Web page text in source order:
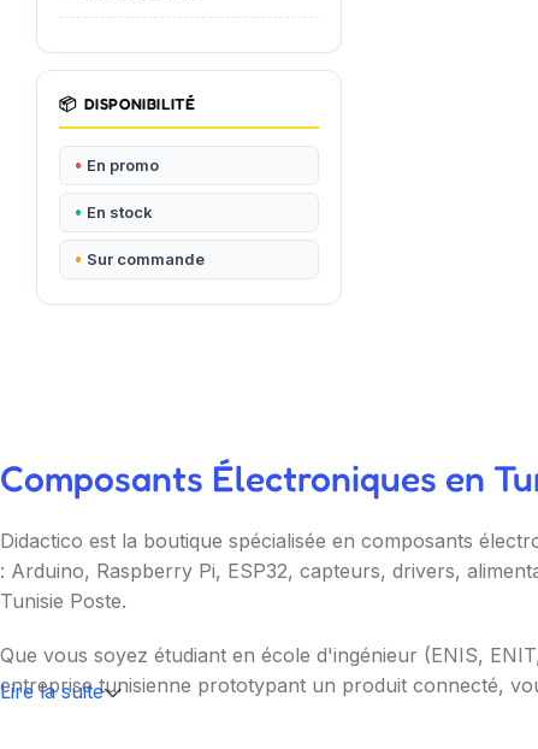
📦 DISPONIBILITÉ
En promo
En stock
Sur commande
Composants Électroniques en
Didactico est la boutique spécialisée en composants
: Arduino, Raspberry Pi, ESP32, capteurs, drivers,
Tunisie Poste.
Que vous soyez étudiant en école d'ingénieur (ENIS,
entreprise tunisienne prototypant un produit connecté,
Nos catégories couvrent l'essentiel : cartes
Lire la suite